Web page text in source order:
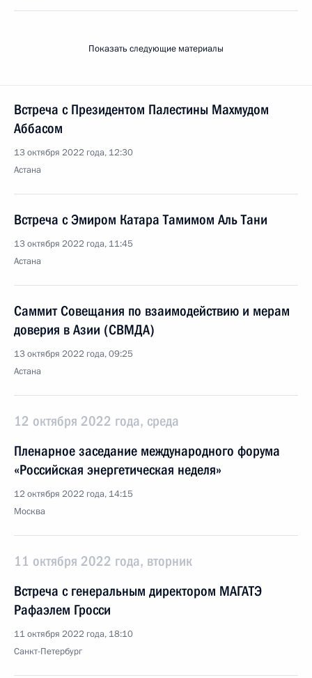
Показать следующие материалы
Встреча с Президентом Палестины Махмудом
Аббасом
13 октября 2022 года, 12:30
Астана
Встреча с Эмиром Катара Тамимом Аль Тани
13 октября 2022 года, 11:45
Астана
Саммит Совещания по взаимодействию и мерам
доверия в Азии (СВМДА)
13 октября 2022 года, 09:25
Астана
12 октября 2022 года, среда
Пленарное заседание международного форума
«Российская энергетическая неделя»
12 октября 2022 года, 14:15
Москва
11 октября 2022 года, вторник
Встреча с генеральным директором МАГАТЭ
Рафаэлем Гросси
11 октября 2022 года, 18:10
Санкт-Петербург